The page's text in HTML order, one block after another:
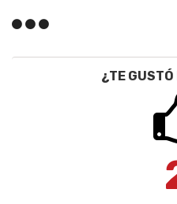
¿TE GUSTÓ